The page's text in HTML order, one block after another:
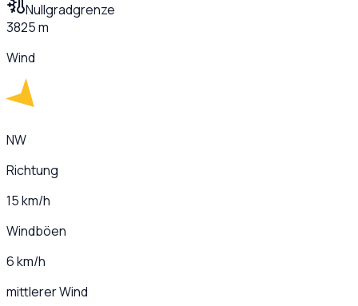
Nullgradgrenze
3825 m
Wind
NW
Richtung
15 km/h
Windböen
6 km/h
mittlerer Wind